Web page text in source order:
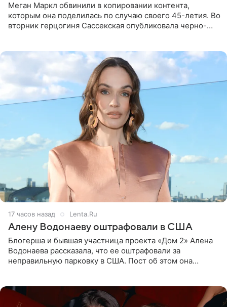
Меган Маркл обвинили в копировании контента,
которым она поделилась по случаю своего 45-летия. Во
вторник герцогиня Сассекская опубликовала черно-
17 часов назад Lenta.Ru
Алену Водонаеву оштрафовали в США
Блогерша и бывшая участница проекта «Дом 2» Алена
Водонаева рассказала, что ее оштрафовали за
неправильную парковку в США. Пост об этом она